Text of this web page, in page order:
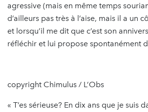
agressive (mais en même temps
d’ailleurs pas très à l’aise, mais il a un
et lorsqu’il me dit que c’est son
réfléchir et lui propose spontanément
copyright Chimulus / L’Obs
« T’es sérieuse? En dix ans que je suis